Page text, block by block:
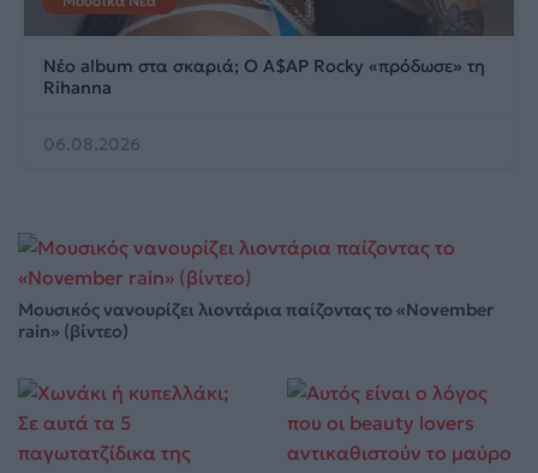
Νέο album στα σκαριά; Ο A$AP Rocky «πρόδωσε» τη
Rihanna
06.08.2026
Μουσικός νανουρίζει λιοντάρια παίζοντας το «November
rain» (βίντεο)